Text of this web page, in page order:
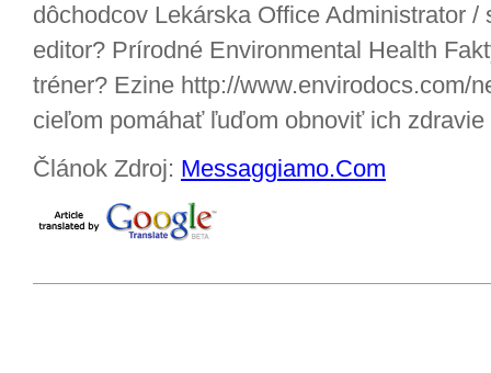
dôchodcov Lekárska Office Administrator
editor? Prírodné Environmental Health
tréner? Ezine http://www.envirodocs.com/
cieľom pomáhať ľuďom obnoviť ich
Článok Zdroj: Messaggiamo.Com